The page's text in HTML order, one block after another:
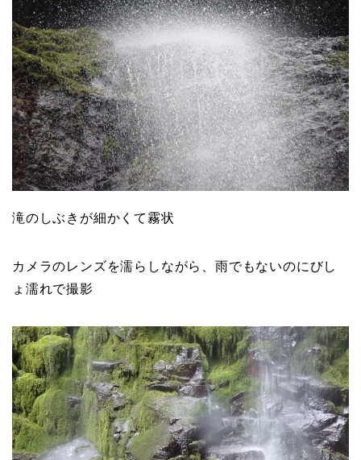
滝のしぶきが細かくて霧状
カメラのレンズを濡らしながら、雨でもないのにびし
ょ濡れで撮影